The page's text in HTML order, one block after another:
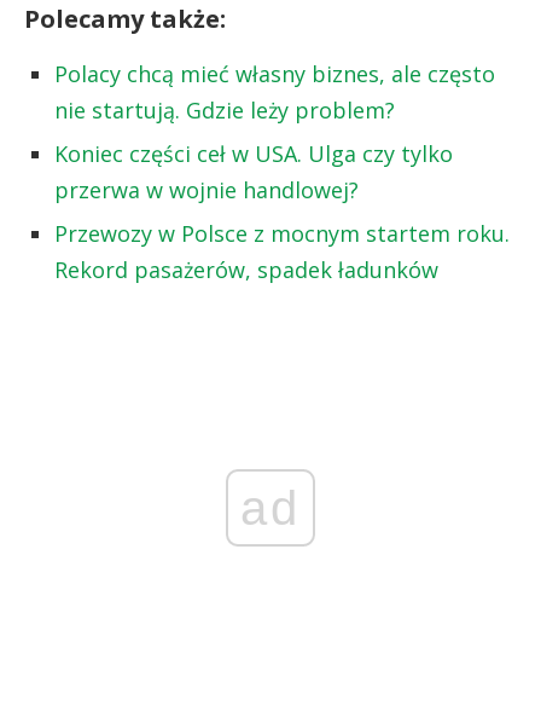
Polecamy także:
Polacy chcą mieć własny biznes, ale często
nie startują. Gdzie leży problem?
Koniec części ceł w USA. Ulga czy tylko
przerwa w wojnie handlowej?
Przewozy w Polsce z mocnym startem roku.
Rekord pasażerów, spadek ładunków
ad